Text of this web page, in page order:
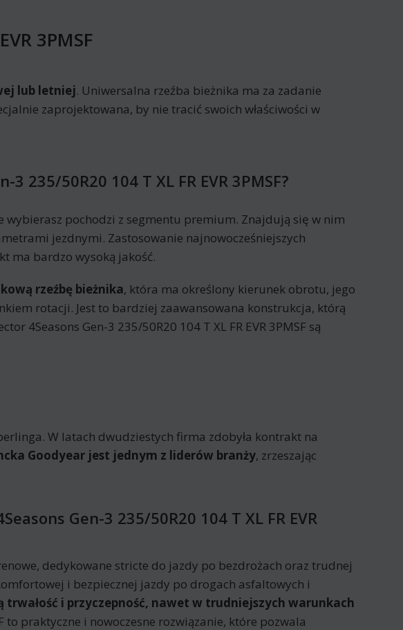
3PMSF
lub letniej. Uniwersalna rzeźba bieżnika ma za zadanie
zaprojektowana, by nie tracić swoich właściwości w
235/50R20 104 T XL FR EVR 3PMSF?
wybierasz pochodzi z segmentu premium. Znajdują się w nim
jezdnymi. Zastosowanie najnowocześniejszych
ma bardzo wysoką jakość.
rzeźbę bieżnika, która ma określony kierunek obrotu, jego
rotacji. Jest to bardziej zaawansowana konstrukcja, którą
4Seasons Gen-3 235/50R20 104 T XL FR EVR 3PMSF są
W latach dwudziestych firma zdobyła kontrakt na
Goodyear jest jednym z liderów branży, zrzeszając
Gen-3 235/50R20 104 T XL FR EVR
dedykowane stricte do jazdy po bezdrożach oraz trudnej
i bezpiecznej jazdy po drogach asfaltowych i
i przyczepność, nawet w trudniejszych warunkach
to praktyczne i nowoczesne rozwiązanie, które pozwala